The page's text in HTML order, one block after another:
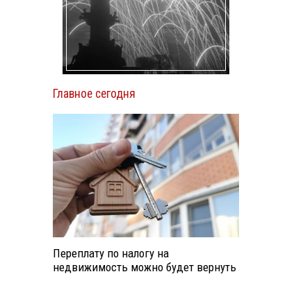
Главное сегодня
Переплату по налогу на
недвижимость можно будет вернуть